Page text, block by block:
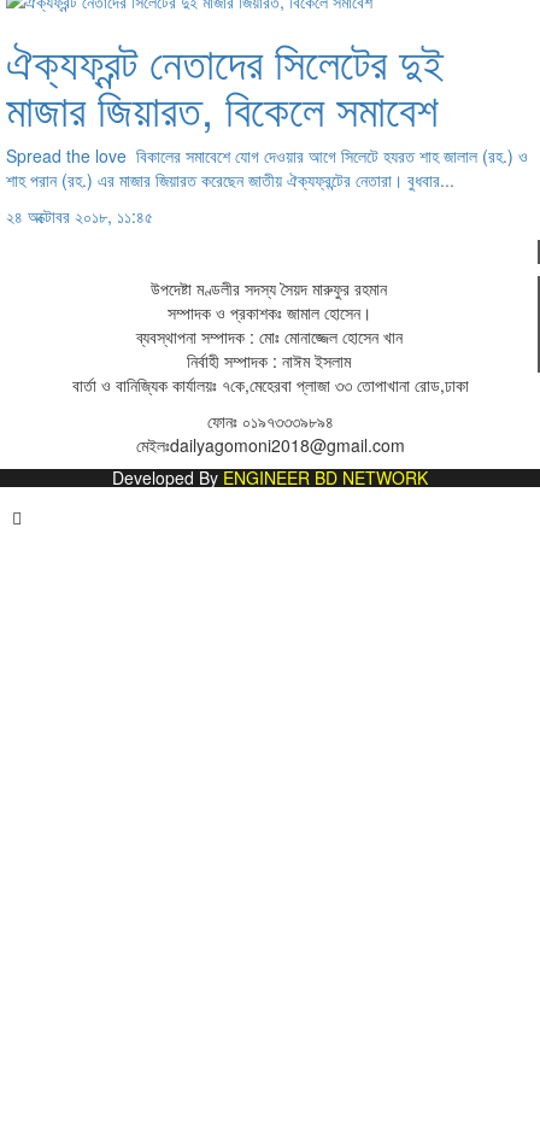
ঐক্যফ্রন্ট নেতাদের সিলেটের দুই
মাজার জিয়ারত, বিকেলে সমাবেশ
Spread the love বিকালের সমাবেশে যোগ দেওয়ার আগে সিলেটে হযরত শাহ জালাল (রহ.) ও
শাহ পরান (রহ.) এর মাজার জিয়ারত করেছেন জাতীয় ঐক্যফ্রন্টের নেতারা। বুধবার...
২৪ অক্টোবর ২০১৮, ১১:৪৫
উপদেষ্টা মণ্ডলীর সদস্য সৈয়দ মারুফুর রহমান
সম্পাদক ও প্রকাশকঃ জামাল হোসেন।
ব্যবস্থাপনা সম্পাদক : মোঃ মোনাজ্জেল হোসেন খান
নির্বাহী সম্পাদক : নাঈম ইসলাম
বার্তা ও বানিজ্যিক কার্যালয়ঃ ৭কে,মেহেরবা প্লাজা ৩৩ তোপাখানা রোড,ঢাকা
ফোনঃ ০১৯৭৩৩৩৯৮৯৪
মেইলঃdailyagomoni2018@gmail.com
Developed By ENGINEER BD NETWORK